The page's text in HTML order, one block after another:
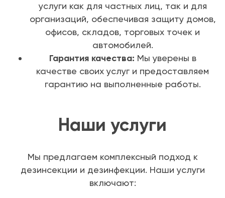
услуги как для частных лиц, так и для
организаций, обеспечивая защиту домов,
офисов, складов, торговых точек и
автомобилей.
Гарантия качества: Мы уверены в
качестве своих услуг и предоставляем
гарантию на выполненные работы.
Наши услуги
Мы предлагаем комплексный подход к
дезинсекции и дезинфекции. Наши услуги
включают: